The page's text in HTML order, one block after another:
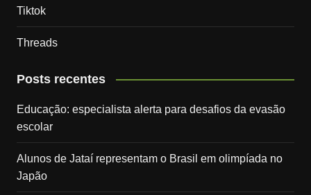
Tiktok
Threads
Posts recentes
Educação: especialista alerta para desafios da evasão
escolar
Alunos de Jataí representam o Brasil em olimpíada no
Japão